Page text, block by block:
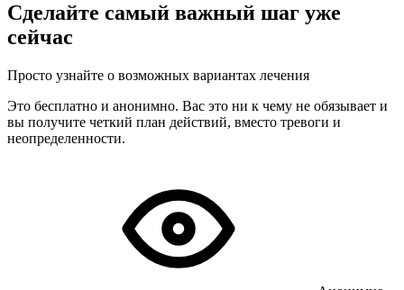
Сделайте самый важный шаг уже
сейчас
Просто узнайте о возможных вариантах лечения
Это бесплатно и анонимно. Вас это ни к чему не обязывает и
вы получите четкий план действий, вместо тревоги и
неопределенности.